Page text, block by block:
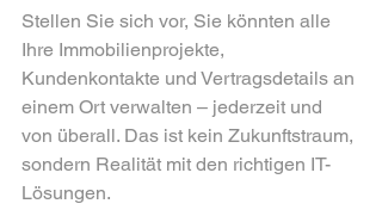
Stellen Sie sich vor, Sie könnten alle
Ihre Immobilienprojekte,
Kundenkontakte und Vertragsdetails an
einem Ort verwalten – jederzeit und
von überall. Das ist kein Zukunftstraum,
sondern Realität mit den richtigen IT-
Lösungen.